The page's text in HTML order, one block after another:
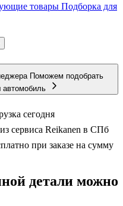
товары Подборка для
Поможем подобрать
автомобиль
сегодня
сервиса Reikanen в СПб
при заказе на сумму
детали можно